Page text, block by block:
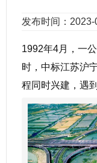
发布时间：
1992年4月，一
时，中标江苏沪
程同时兴建，遇